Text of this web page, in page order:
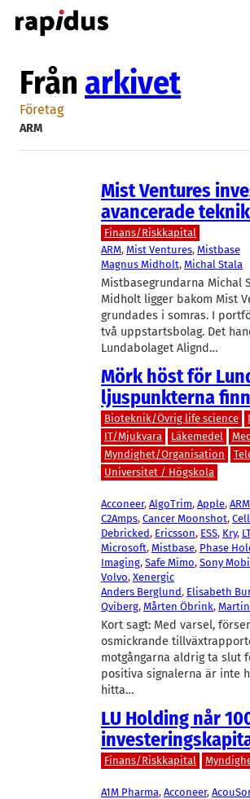
Hoppa
till
Från arkivet
Företag
ARM
Mist Ventures
avancerade
Finans/Riskkapital
ARM, Mist Ventures, Mistbase
Magnus Midholt, Michal Stala
Mistbasegrundarna Michal
Midholt ligger bakom Mist
grundades i somras. I
två uppstartsbolag. Det
Lundabolaget Alignd…
Mörk höst för
ljuspunkterna
Bioteknik/Övrig life science
IT/Mjukvara
Läkemedel
Myndighet/Organisation
Universitet / Högskola
Acconeer, AlgoTrim, Apple, ARM
C2Amps, Cancer Moonshot,
Debricked, Ericsson, ESS, Kry,
Microsoft, Mistbase, Phase
Imaging, Safe Mimo, Sony
Volvo, Xenergic
Anders Berglund, Elisabeth
Qviberg, Mårten Öbrink,
Kort sagt: Med varsel,
osmickrande
motgångarna aldrig ta slut
positiva signalerna är inte
hitta…
LU Holding når
Finans/Riskkapital
A1M Pharma, Acconeer,